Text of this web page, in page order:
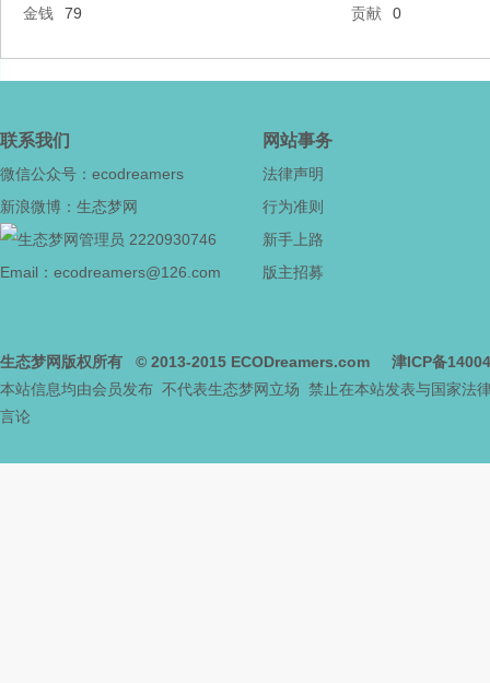
金钱
79 贡献 0
联系我们
微信公众号：ecodreamers
新浪微博：生态梦网
2220930746
Email：ecodreamers@126.com
网站事务
法律声明
行为准则
新手上路
版主招募
生态梦网版权所有 © 2013-2015 ECODreamers.com
津ICP备
本站信息均由会员发布 不代表生态梦网立场 禁止在本站发表与国家法
言论